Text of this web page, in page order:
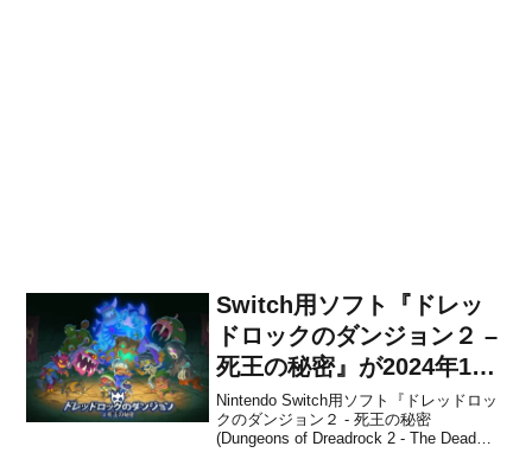
Switch用ソフト『ドレッ
ドロックのダンジョン２ –
死王の秘密』が2024年11
月28日に配信決定！
Nintendo Switch用ソフト『ドレッドロッ
クのダンジョン２ - 死王の秘密
(Dungeons of Dreadrock 2 - The Dead